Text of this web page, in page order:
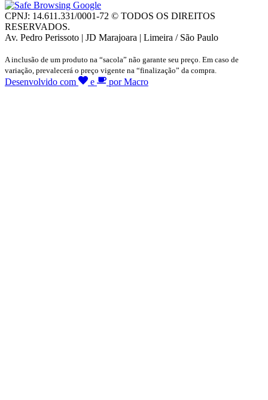
CPNJ: 14.611.331/0001-72 © TODOS OS DIREITOS
RESERVADOS.
Av. Pedro Perissoto | JD Marajoara | Limeira / São Paulo
A inclusão de um produto na “sacola” não garante seu preço. Em caso de
variação, prevalecerá o preço vigente na “finalização” da compra.
Desenvolvido com e por Macro